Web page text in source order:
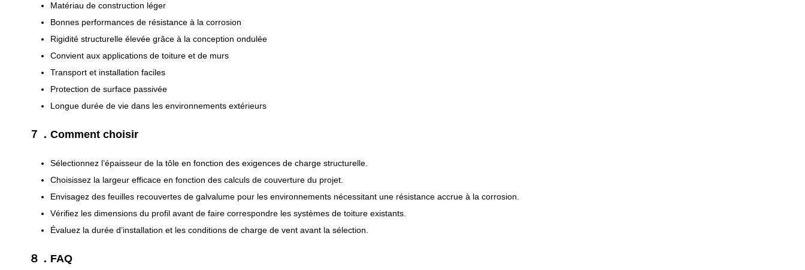
Matériau de construction léger
Bonnes performances de résistance à la corrosion
Rigidité structurelle élevée grâce à la conception ondulée
Convient aux applications de toiture et de murs
Transport et installation faciles
Protection de surface passivée
Longue durée de vie dans les environnements extérieurs
７．Comment choisir
Sélectionnez l’épaisseur de la tôle en fonction des exigences de charge structurelle.
Choisissez la largeur efficace en fonction des calculs de couverture du projet.
Envisagez des feuilles recouvertes de galvalume pour les environnements nécessitant une résistance accrue à la corrosion.
Vérifiez les dimensions du profil avant de faire correspondre les systèmes de toiture existants.
Évaluez la durée d’installation et les conditions de charge de vent avant la sélection.
８．FAQ